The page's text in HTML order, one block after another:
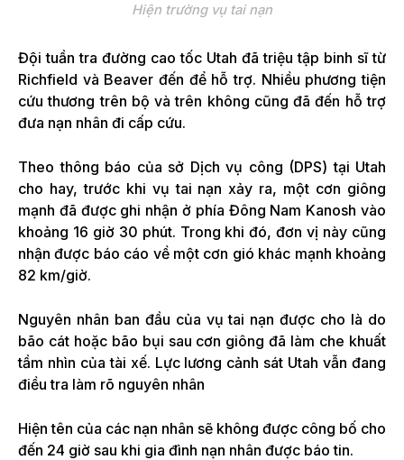
Hiện trường vụ tai nạn
Đội tuần tra đường cao tốc Utah đã triệu tập binh sĩ từ
Richfield và Beaver đến để hỗ trợ. Nhiều phương tiện
cứu thương trên bộ và trên không cũng đã đến hỗ trợ
đưa nạn nhân đi cấp cứu.
Theo thông báo của sở Dịch vụ công (DPS) tại Utah
cho hay, trước khi vụ tai nạn xảy ra, một cơn giông
mạnh đã được ghi nhận ở phía Đông Nam Kanosh vào
khoảng 16 giờ 30 phút. Trong khi đó, đơn vị này cũng
nhận được báo cáo về một cơn gió khác mạnh khoảng
82 km/giờ.
Nguyên nhân ban đầu của vụ tai nạn được cho là do
bão cát hoặc bão bụi sau cơn giông đã làm che khuất
tầm nhìn của tài xế. Lực lương cảnh sát Utah vẫn đang
điều tra làm rõ nguyên nhân
Hiện tên của các nạn nhân sẽ không được công bố cho
đến 24 giờ sau khi gia đình nạn nhân được báo tin.